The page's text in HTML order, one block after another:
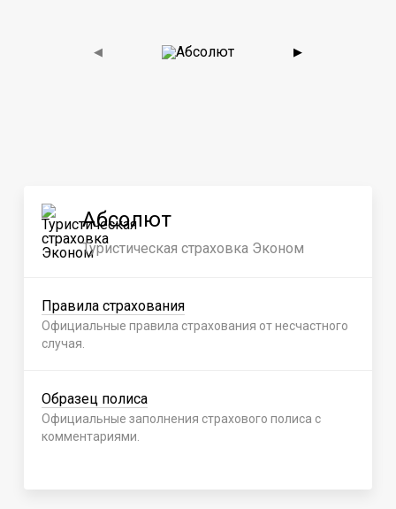
◀ ▶
Абсолют
Туристическая страховка Эконом
Правила страхования
Официальные правила страхования от несчастного
случая.
Образец полиса
Официальные заполнения страхового полиса с
комментариями.